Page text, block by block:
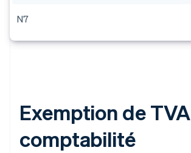
N7
Exemption de
comptabilité